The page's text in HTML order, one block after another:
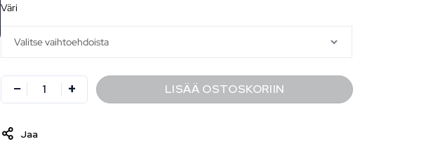
väri
LISÄÄ OSTOSKORIIN
Jaa